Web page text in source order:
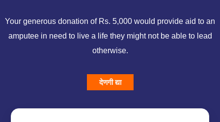
Your generous donation of Rs. 5,000 would provide aid to an
amputee in need to live a life they might not be able to lead
otherwise.
देणगी द्या